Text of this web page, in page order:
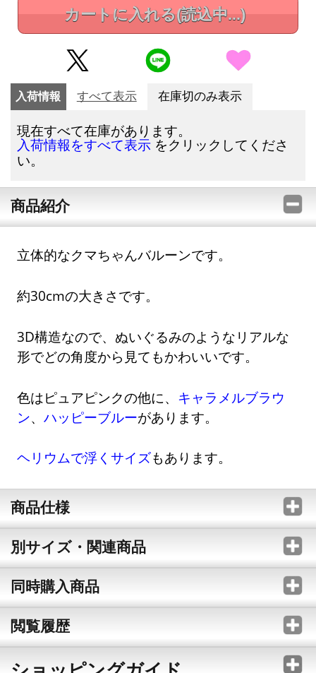
カートに入れる(読込中...)
入荷情報 すべて表示 在庫切のみ表示
現在すべて在庫があります。
入荷情報をすべて表示 をクリックしてくださ
い。
商品紹介
立体的なクマちゃんバルーンです。
約30cmの大きさです。
3D構造なので、ぬいぐるみのようなリアルな
形でどの角度から見てもかわいいです。
色はピュアピンクの他に、 キャラメルブラウ
ン、ハッピーブルーがあります。
ヘリウムで浮くサイズもあります。
商品仕様
別サイズ・関連商品
同時購入商品
閲覧履歴